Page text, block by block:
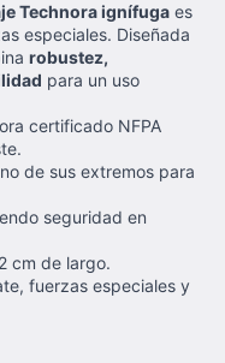
Technora ignífuga es
especiales. Diseñada
robustez,
para un uso
certificado NFPA
de sus extremos para
seguridad en
cm de largo.
fuerzas especiales y